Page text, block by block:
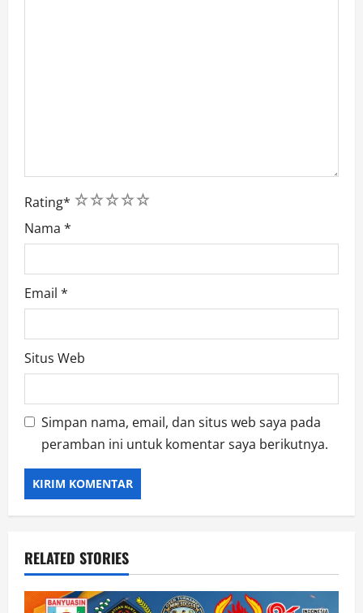
Rating* 5
4
3
2
1
Nama *
Email *
Situs Web
Simpan nama, email, dan situs web saya pada
peramban ini untuk komentar saya berikutnya.
RELATED STORIES